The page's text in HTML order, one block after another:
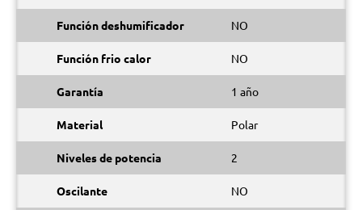
Función deshumificador NO
Función frio calor NO
Garantía 1 año
Material Polar
Niveles de potencia 2
Oscilante NO